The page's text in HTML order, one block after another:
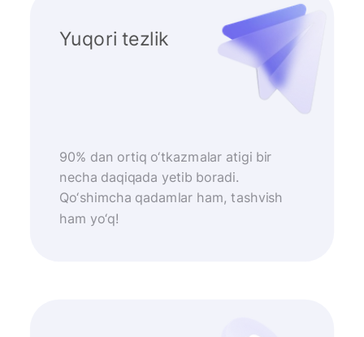
Yuqori tezlik
90% dan ortiq o‘tkazmalar atigi bir
necha daqiqada yetib boradi.
Qo‘shimcha qadamlar ham, tashvish
ham yo‘q!